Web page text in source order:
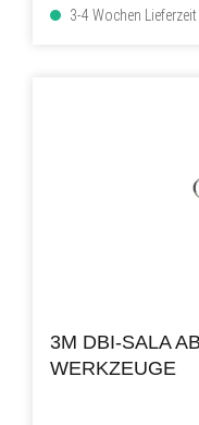
3-4 Wochen Lieferzeit
3M DBI-SALA
WERKZEUGE